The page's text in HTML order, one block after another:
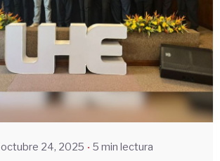
Enviado por
UHE
octubre 24, 2025 5 min lectura